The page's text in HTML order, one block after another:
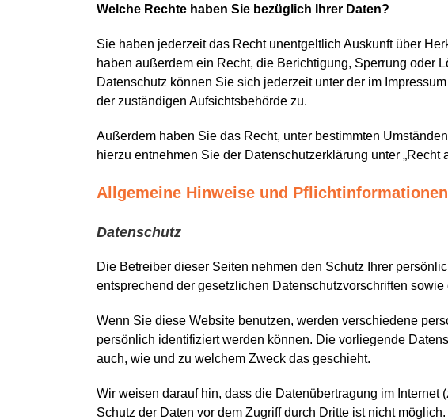
Welche Rechte haben Sie bezüglich Ihrer Daten?
Sie haben jederzeit das Recht unentgeltlich Auskunft über
haben außerdem ein Recht, die Berichtigung, Sperrung oder
Datenschutz können Sie sich jederzeit unter der im
der zuständigen Aufsichtsbehörde zu.
Außerdem haben Sie das Recht, unter bestimmten
hierzu entnehmen Sie der Datenschutzerklärung unter „Recht
Allgemeine Hinweise und Pflichtinformationen
Datenschutz
Die Betreiber dieser Seiten nehmen den Schutz Ihrer
entsprechend der gesetzlichen Datenschutzvorschriften
Wenn Sie diese Website benutzen, werden verschiedene
persönlich identifiziert werden können. Die vorliegende
auch, wie und zu welchem Zweck das geschieht.
Wir weisen darauf hin, dass die Datenübertragung im
Schutz der Daten vor dem Zugriff durch Dritte ist nicht möglich.